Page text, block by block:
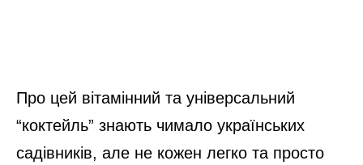
Про цей вітамінний та універсальний
“коктейль” знають чимало українських
садівників, але не кожен легко та просто